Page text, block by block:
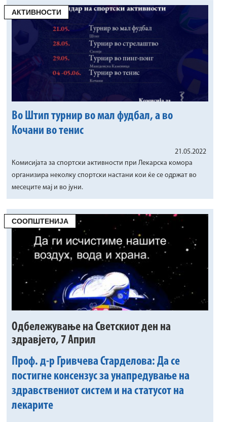
АКТИВНОСТИ
Во Штип турнир во мал фудбал, а во
Кочани во тенис
21.05.2022
Комисијата за спортски активности при Лекарска комора
организира неколку спортски настани кои ќе се одржат во
месеците мај и во јуни.
СООПШТЕНИЈА
Одбележување на Светскиот ден на
здравјето, 7 Април
Проф. д-р Гривчева Старделова: Да се
постигне консензус за унапредување на
здравствениот систем и на статусот на
лекарите